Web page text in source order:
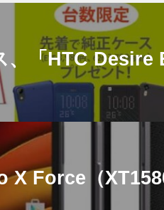
、「HTC Desire
X Force（